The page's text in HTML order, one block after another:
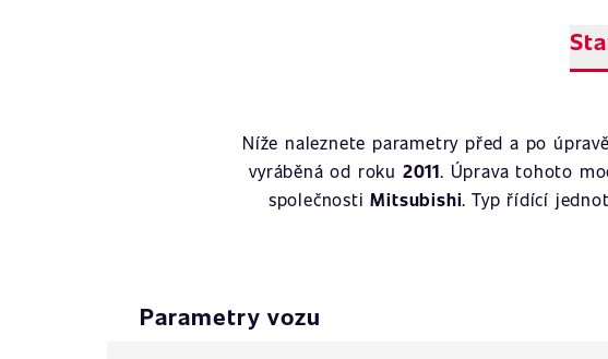
Níže naleznete parametry před a po úpravě
vyráběná od roku 2011. Úprava tohoto
společnostiMitsubishi. Typ řídící
Parametry vozu